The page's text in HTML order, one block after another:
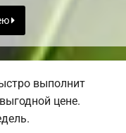
выполнит
цене.